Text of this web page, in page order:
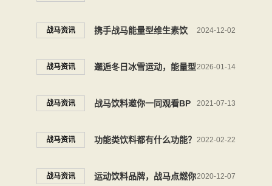
界战马精彩不断
战马资讯 携手战马能量型维生素饮
料，趁年轻勇敢追梦
2024-12-02
战马资讯 邂逅冬日冰雪运动，能量型
维生素饮料品牌战马高燃助
2026-01-14
战马资讯 战马饮料邀你一同观看BP
转场精彩时刻
2021-07-13
战马资讯 功能类饮料都有什么功能？
战马能量型维生素饮料，补
2022-02-22
战马资讯 运动饮料品牌，战马点燃你2020-12-07